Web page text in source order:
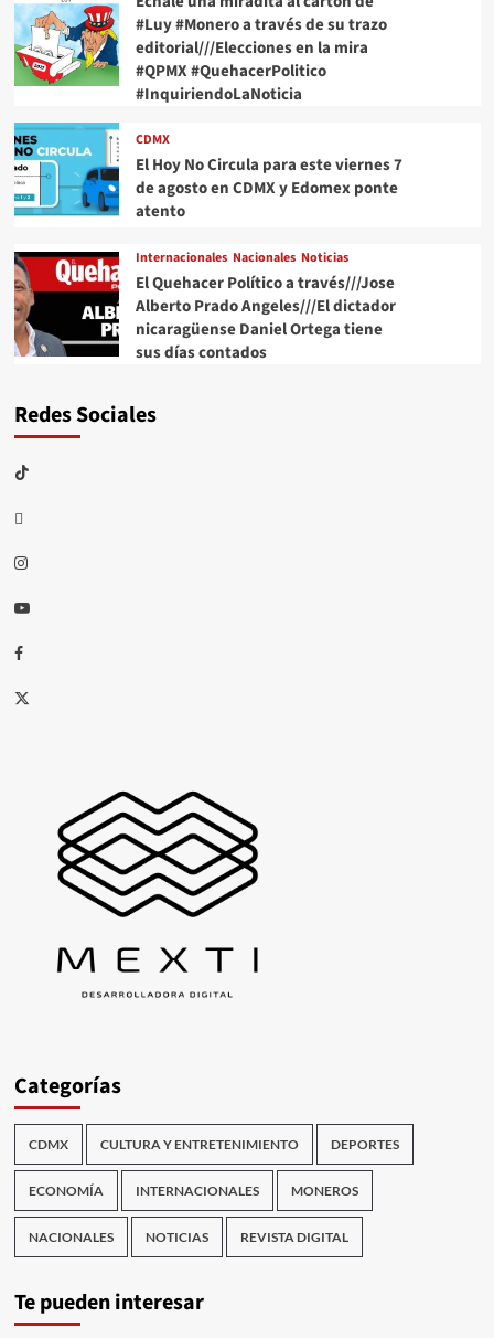
#Luy #Monero a través de su trazo
editorial///Elecciones en la mira
#QPMX #QuehacerPolitico
#InquiriendoLaNoticia
CDMX
El Hoy No Circula para este viernes 7
de agosto en CDMX y Edomex ponte
atento
Internacionales Nacionales Noticias
El Quehacer Político a través///Jose
Alberto Prado Angeles///El dictador
nicaragüense Daniel Ortega tiene
sus días contados
Redes Sociales
TikTok
threads
Instagram
Youtube
Facebook
X
Categorías
CDMX CULTURA Y ENTRETENIMIENTO DEPORTES
ECONOMÍA INTERNACIONALES MONEROS
NACIONALES NOTICIAS REVISTA DIGITAL
Te pueden interesar